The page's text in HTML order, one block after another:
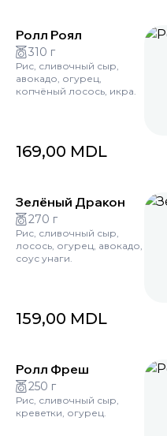
Ролл Роял
310 г
Рис, сливочный сыр,
авокадо, огурец,
копчёный лосось, икра.
169,00 MDL
Зелёный Дракон
270 г
Рис, сливочный сыр,
лосось, огурец, авокадо,
соус унаги.
159,00 MDL
Ролл Фреш
250 г
Рис, сливочный сыр,
креветки, огурец.